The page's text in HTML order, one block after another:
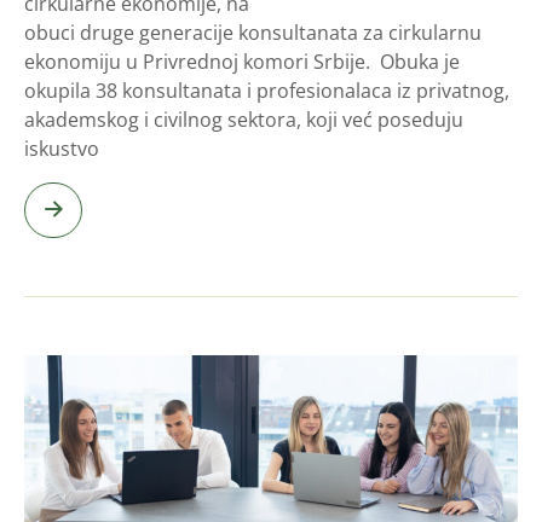
obuci druge generacije konsultanata za cirkularnu
ekonomiju u Privrednoj komori Srbije. Obuka je
okupila 38 konsultanata i profesionalaca iz privatnog,
akademskog i civilnog sektora, koji već poseduju
iskustvo